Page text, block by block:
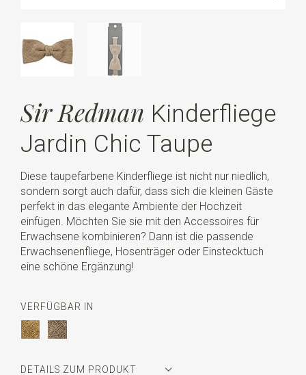
Sir Redman Kinderfliege
Jardin Chic Taupe
Diese taupefarbene Kinderfliege ist nicht nur niedlich,
sondern sorgt auch dafür, dass sich die kleinen Gäste
perfekt in das elegante Ambiente der Hochzeit
einfügen. Möchten Sie sie mit den Accessoires für
Erwachsene kombinieren? Dann ist die passende
Erwachsenenfliege, Hosenträger oder Einstecktuch
eine schöne Ergänzung!
VERFÜGBAR IN
DETAILS ZUM PRODUKT